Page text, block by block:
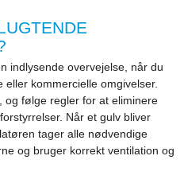
indlysende overvejelse, når du
kommercielle omgivelser.
og følge regler for at eliminere
Når et gulv bliver
tager alle nødvendige
og bruger korrekt ventilation og